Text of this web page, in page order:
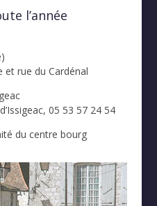
l’année
et rue du Cardénal
05 53 57 24 54
du centre bourg